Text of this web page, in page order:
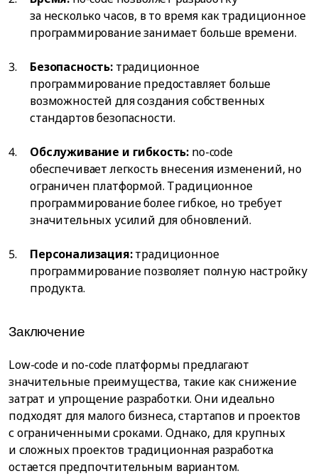
за несколько часов, в то время как традиционное
программирование занимает больше времени.
Безопасность:традиционное
программирование предоставляет больше
возможностей для создания собственных
стандартов безопасности.
Обслуживание и гибкость: no-code
обеспечивает легкость внесения изменений, но
ограничен платформой. Традиционное
программирование более гибкое, но требует
значительных усилий для обновлений.
Персонализация:традиционное
программирование позволяет полную настройку
продукта.
Заключение
Low-code и no-code платформы предлагают
значительные преимущества, такие как снижение
затрат и упрощение разработки. Они идеально
подходят для малого бизнеса, стартапов и проектов
с ограниченными сроками. Однако, для крупных
и сложных проектов традиционная разработка
остается предпочтительным вариантом.